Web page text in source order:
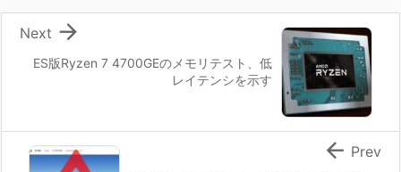
ES版Ryzen 7 4700GEのメモリテスト、低
レイテンシを示す

Next
 Prev